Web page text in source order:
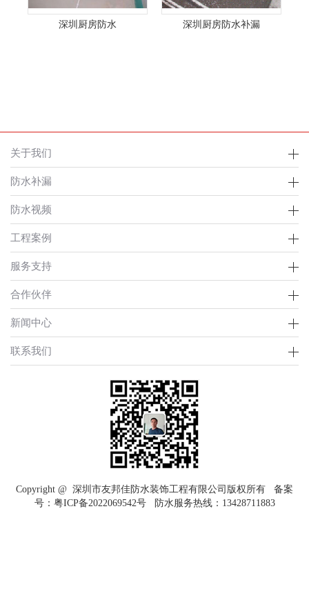
深圳厨房防水 深圳厨房防水补漏
关于我们
防水补漏
防水视频
工程案例
服务支持
合作伙伴
新闻中心
联系我们
Copyright @ 深圳市友邦佳防水装饰工程有限公司版权所有 备案
号： 粤ICP备2022069542号防水服务热线： 13428711883